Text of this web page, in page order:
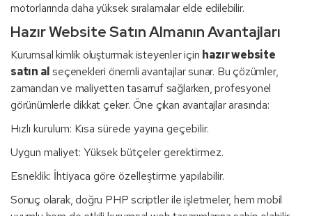
motorlarında daha yüksek sıralamalar elde edilebilir.
Hazır Website Satın Almanın Avantajları
Kurumsal kimlik oluşturmak isteyenler için hazır website
satın alseçenekleri önemli avantajlar sunar. Bu çözümler,
zamandan ve maliyetten tasarruf sağlarken, profesyonel
görünümlerle dikkat çeker. Öne çıkan avantajlar arasında:
Hızlı kurulum: Kısa sürede yayına geçebilir.
Uygun maliyet: Yüksek bütçeler gerektirmez.
Esneklik: İhtiyaca göre özelleştirme yapılabilir.
Sonuç olarak, doğru PHP scriptler ile işletmeler, hem mobil